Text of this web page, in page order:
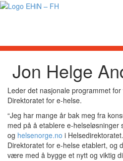
Jon Helge
Leder det nasjonale programmet
Direktoratet for e-helse.
“Jeg har mange år bak meg fra
med på å etablere e-helseløsninger
og helsenorge.no i
Direktoratet for e-helse etablert, og
være med å bygge et nytt og viktig